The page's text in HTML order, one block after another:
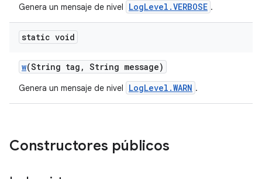
Genera un mensaje de nivel LogLevel.VERBOSE .
static void
w(String tag , String message)
Genera un mensaje de nivel LogLevel.WARN .
Constructores públicos